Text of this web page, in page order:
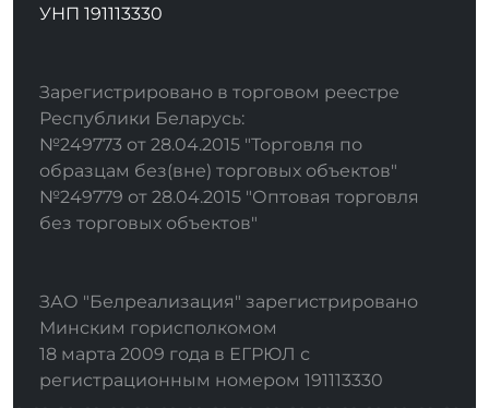
УНП 191113330
Зарегистрировано в торговом реестре
Республики Беларусь:
№249773 от 28.04.2015 "Торговля по
образцам без(вне) торговых объектов"
№249779 от 28.04.2015 "Оптовая торговля
без торговых объектов"
ЗАО "Белреализация" зарегистрировано
Минским горисполкомом
18 марта 2009 года в ЕГРЮЛ с
регистрационным номером 191113330